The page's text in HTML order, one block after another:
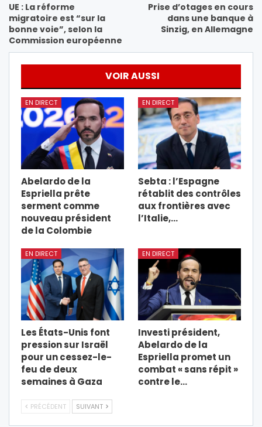
UE : La réforme
migratoire est “sur la
bonne voie”, selon la
Commission européenne
Prise d’otages en cours
dans une banque à
Sinzig, en Allemagne
VOIR AUSSI
EN DIRECT
Abelardo de la
Espriella prête
serment comme
nouveau président
de la Colombie
EN DIRECT
Sebta : l’Espagne
rétablit des contrôles
aux frontières avec
l’Italie,…
EN DIRECT
Les États-Unis font
pression sur Israël
pour un cessez-le-
feu de deux
semaines à Gaza
EN DIRECT
Investi président,
Abelardo de la
Espriella promet un
combat « sans répit »
contre le…
PRÉCÉDENT SUIVANT